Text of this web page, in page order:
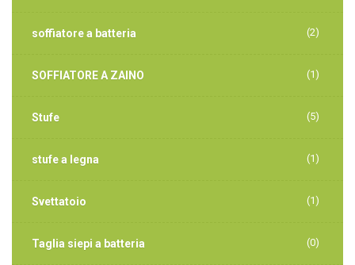
soffiatore a batteria (2)
SOFFIATORE A ZAINO (1)
Stufe (5)
stufe a legna (1)
Svettatoio (1)
Taglia siepi a batteria (0)